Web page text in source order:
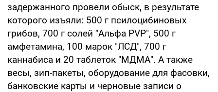
задержанного провели обыск, в результате
которого изъяли: 500 г псилоцибиновых
грибов, 700 г солей "Альфа PVP", 500 г
амфетамина, 100 марок "ЛСД", 700 г
каннабиса и 20 таблеток "МДМА". А также
весы, зип-пакеты, оборудование для фасовки,
банковские карты и черновые записи о